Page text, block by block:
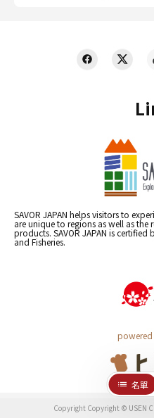
SAVOR JAPAN helps visitors to
are unique to regions as well as
products. SAVOR JAPAN is
and Fisheries.
名單
Copyright Copyright © USEN